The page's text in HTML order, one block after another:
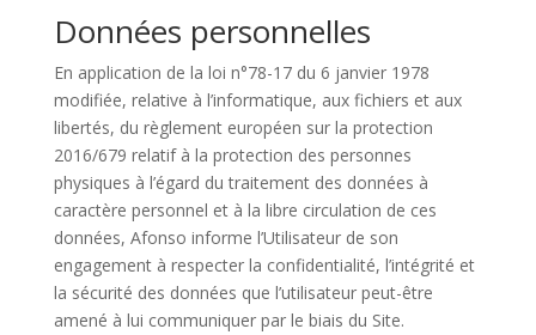
Données personnelles
En application de la loi n°78-17 du 6 janvier 1978
modifiée, relative à l’informatique, aux fichiers et aux
libertés, du règlement européen sur la protection
2016/679 relatif à la protection des personnes
physiques à l’égard du traitement des données à
caractère personnel et à la libre circulation de ces
données, Afonso informe l’Utilisateur de son
engagement à respecter la confidentialité, l’intégrité et
la sécurité des données que l’utilisateur peut-être
amené à lui communiquer par le biais du Site.